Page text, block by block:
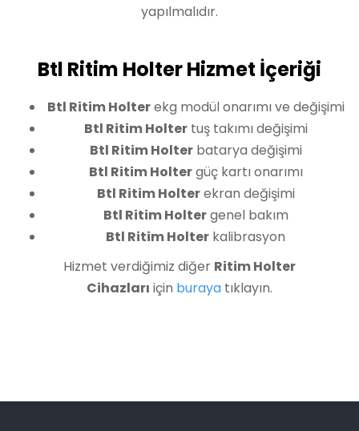
yapılmalıdır.
Btl Ritim Holter Hizmet İçeriği
Btl Ritim Holterekg modül onarımı ve değişimi
Btl Ritim Holtertuş takımı değişimi
Btl Ritim Holterbatarya değişimi
Btl Ritim Holtergüç kartı onarımı
Btl Ritim Holterekran değişimi
Btl Ritim Holtergenel bakım
Btl Ritim Holter kalibrasyon
Hizmet verdiğimiz diğer Ritim Holter
Cihazları için buraya tıklayın.